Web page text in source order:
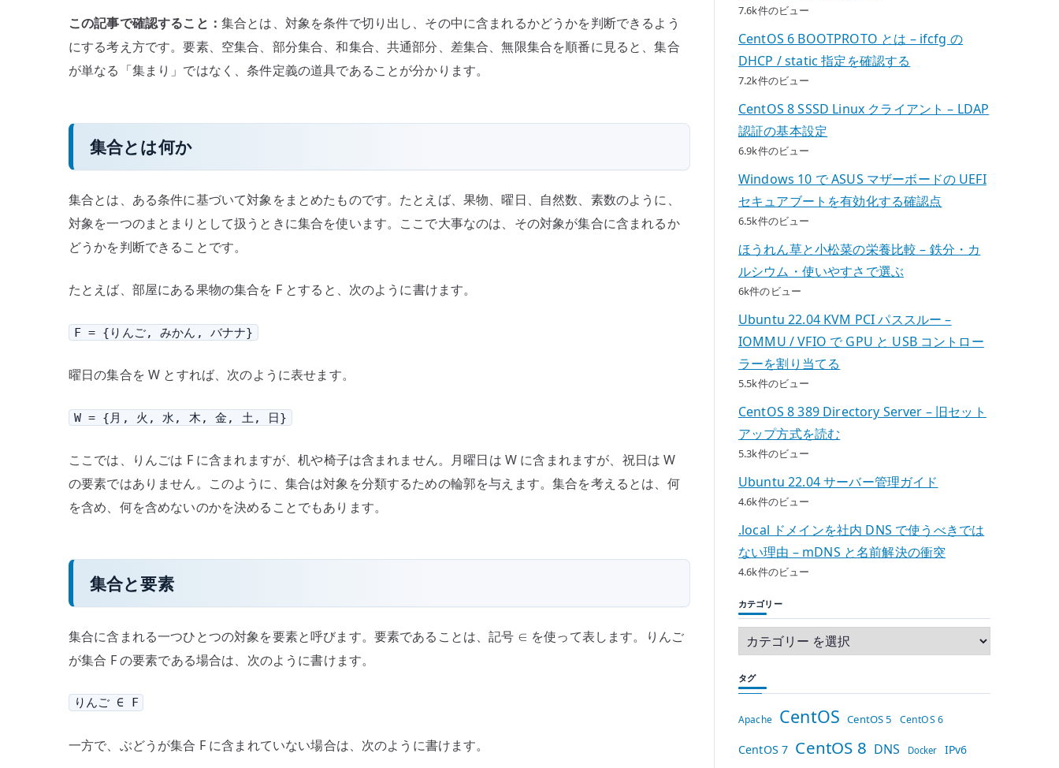
概
念
この記事で確認すること： 集合とは、対象を条件で切り出し、その中に含まれるかどうかを判断できるよう
にする考え方です。要素、空集合、部分集合、和集合、共通部分、差集合、無限集合を順番に見ると、集合
が単なる「集まり」ではなく、条件定義の道具であることが分かります。
集合とは何か
集合とは、ある条件に基づいて対象をまとめたものです。たとえば、果物、曜日、自然数、素数のように、
対象を一つのまとまりとして扱うときに集合を使います。ここで大事なのは、その対象が集合に含まれるか
どうかを判断できることです。
たとえば、部屋にある果物の集合を F とすると、次のように書けます。
F = {りんご, みかん, バナナ}
曜日の集合を W とすれば、次のように表せます。
W = {月, 火, 水, 木, 金, 土, 日}
ここでは、りんごは F に含まれますが、机や椅子は含まれません。月曜日は W に含まれますが、祝日は W
の要素ではありません。このように、集合は対象を分類するための輪郭を与えます。集合を考えるとは、何
を含め、何を含めないのかを決めることでもあります。
集合と要素
集合に含まれる一つひとつの対象を要素と呼びます。要素であることは、記号 ∈ を使って表します。りんご
が集合 F の要素である場合は、次のように書けます。
りんご ∈ F
一方で、ぶどうが集合 F に含まれていない場合は、次のように書けます。
7.6k件のビュー
CentOS 6 BOOTPROTO とは – ifcfg の
DHCP / static 指定を確認する
7.2k件のビュー
CentOS 8 SSSD Linux クライアント – LDAP
認証の基本設定
6.9k件のビュー
Windows 10 で ASUS マザーボードの UEFI
セキュアブートを有効化する確認点
6.5k件のビュー
ほうれん草と小松菜の栄養比較 – 鉄分・カ
ルシウム・使いやすさで選ぶ
6k件のビュー
Ubuntu 22.04 KVM PCI パススルー –
IOMMU / VFIO で GPU と USB コントロー
ラーを割り当てる
5.5k件のビュー
CentOS 8 389 Directory Server – 旧セット
アップ方式を読む
5.3k件のビュー
Ubuntu 22.04 サーバー管理ガイド
4.6k件のビュー
.local ドメインを社内 DNS で使うべきでは
ない理由 – mDNS と名前解決の衝突
4.6k件のビュー
カテゴリー
タグ
Apache CentOS CentOS 5 CentOS 6
CentOS 7 CentOS 8 DNS Docker IPv6